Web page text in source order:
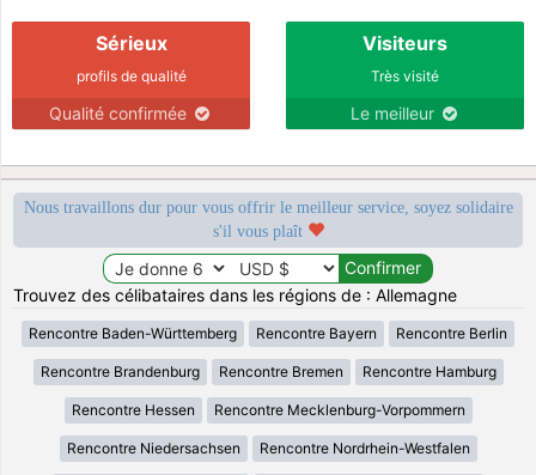
Sérieux
profils de qualité
Qualité confirmée
Visiteurs
Très visité
Le meilleur
Nous travaillons dur pour vous offrir le meilleur service, soyez solidaire
s'il vous plaît
Trouvez des célibataires dans les régions de : Allemagne
Rencontre Baden-Württemberg Rencontre Bayern Rencontre Berlin
Rencontre Brandenburg Rencontre Bremen Rencontre Hamburg
Rencontre Hessen Rencontre Mecklenburg-Vorpommern
Rencontre Niedersachsen Rencontre Nordrhein-Westfalen